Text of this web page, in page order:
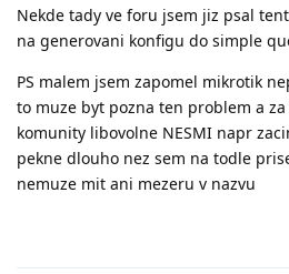
Nekde tady ve foru jsem jiz psal
na generovani konfigu do simple
PS malem jsem zapomel mikrotik
to muze byt pozna ten problem a
komunity libovolne NESMI napr
pekne dlouho nez sem na todle
nemuze mit ani mezeru v nazvu